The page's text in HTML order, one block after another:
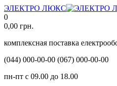
ЭЛЕКТРО ЛЮКС
0
0,00 грн.
комплексная поставка
(044) 000-00-00 (067) 000-00-00
пн-пт с 09.00 до 18.00